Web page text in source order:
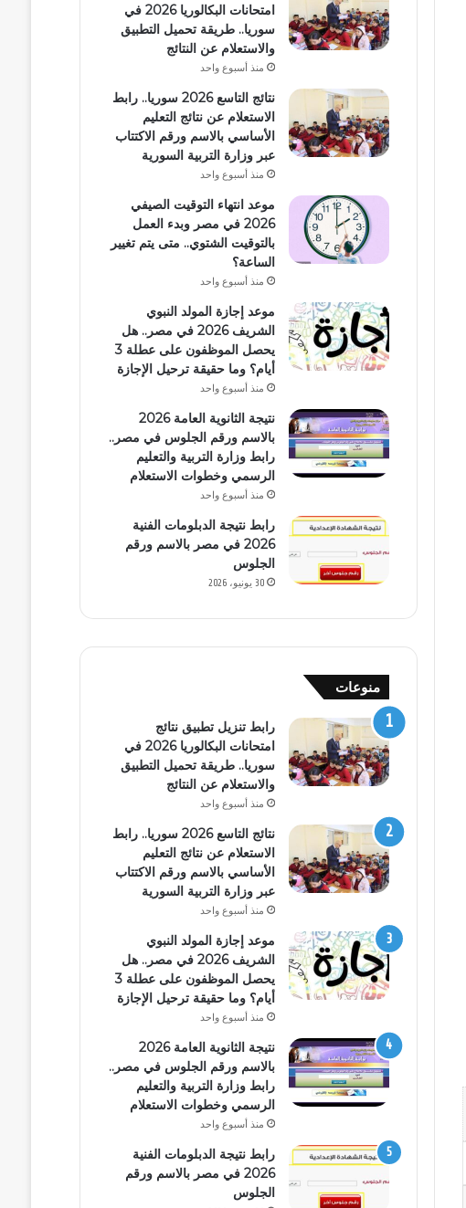
امتحانات البكالوريا 2026 في
سوريا.. طريقة تحميل التطبيق
والاستعلام عن النتائج
منذ أسبوع واحد
نتائج التاسع 2026 سوريا.. رابط
الاستعلام عن نتائج التعليم
الأساسي بالاسم ورقم الاكتتاب
عبر وزارة التربية السورية
منذ أسبوع واحد
موعد انتهاء التوقيت الصيفي
2026 في مصر وبدء العمل
بالتوقيت الشتوي.. متى يتم تغيير
الساعة؟
منذ أسبوع واحد
موعد إجازة المولد النبوي
الشريف 2026 في مصر.. هل
يحصل الموظفون على عطلة 3
أيام؟ وما حقيقة ترحيل الإجازة
منذ أسبوع واحد
نتيجة الثانوية العامة 2026
بالاسم ورقم الجلوس في مصر..
رابط وزارة التربية والتعليم
الرسمي وخطوات الاستعلام
منذ أسبوع واحد
رابط نتيجة الدبلومات الفنية
2026 في مصر بالاسم ورقم
الجلوس
30 يونيو، 2026
منوعات
رابط تنزيل تطبيق نتائج
امتحانات البكالوريا 2026 في
سوريا.. طريقة تحميل التطبيق
والاستعلام عن النتائج
منذ أسبوع واحد
نتائج التاسع 2026 سوريا.. رابط
الاستعلام عن نتائج التعليم
الأساسي بالاسم ورقم الاكتتاب
عبر وزارة التربية السورية
منذ أسبوع واحد
موعد إجازة المولد النبوي
الشريف 2026 في مصر.. هل
يحصل الموظفون على عطلة 3
أيام؟ وما حقيقة ترحيل الإجازة
منذ أسبوع واحد
نتيجة الثانوية العامة 2026
بالاسم ورقم الجلوس في مصر..
رابط وزارة التربية والتعليم
الرسمي وخطوات الاستعلام
منذ أسبوع واحد
رابط نتيجة الدبلومات الفنية
2026 في مصر بالاسم ورقم
الجلوس